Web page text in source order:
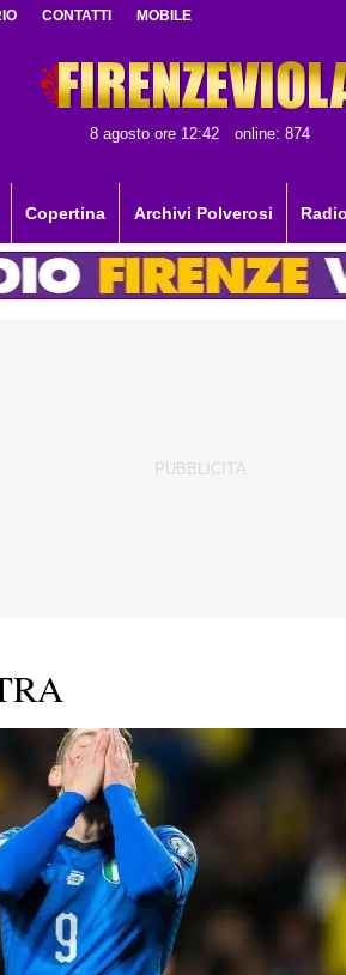
CONTATTI MOBILE
8 agosto ore 12:42 online: 874
Copertina Archivi Polverosi